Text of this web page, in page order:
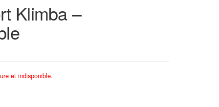
Klimba –
et indisponible.